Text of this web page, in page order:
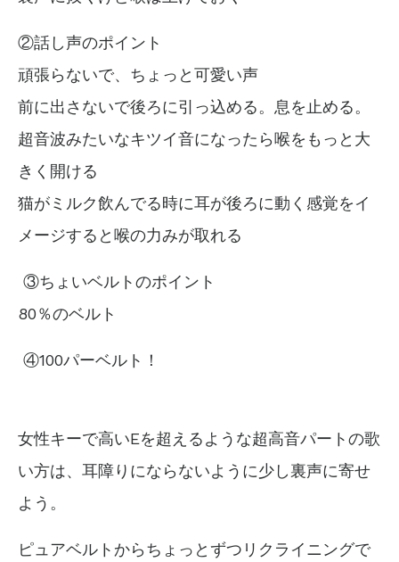
②話し声のポイント
頑張らないで、ちょっと可愛い声
前に出さないで後ろに引っ込める。息を止める。
超音波みたいなキツイ音になったら喉をもっと大
きく開ける
猫がミルク飲んでる時に耳が後ろに動く感覚をイ
メージすると喉の力みが取れる
③ちょいベルトのポイント
80％のベルト
④100パーベルト！
女性キーで高いEを超えるような超高音パートの歌
い方は、耳障りにならないように少し裏声に寄せ
よう。
ピュアベルトからちょっとずつリクライニングで